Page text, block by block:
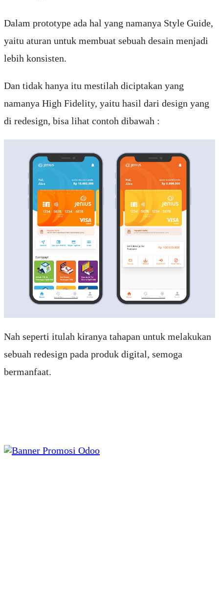
Dalam prototype ada hal yang namanya Style Guide,
yaitu aturan untuk membuat sebuah desain menjadi
lebih konsisten.
Dan tidak hanya itu mestilah diciptakan yang
namanya High Fidelity, yaitu hasil dari design yang
di redesign, bisa lihat contoh dibawah :
Nah seperti itulah kiranya tahapan untuk melakukan
sebuah redesign pada produk digital, semoga
bermanfaat.